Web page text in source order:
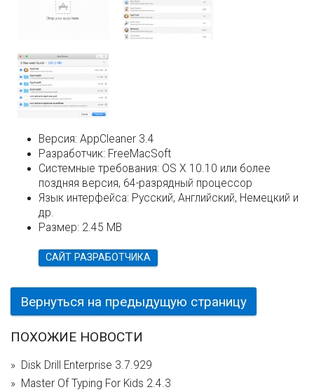
Версия: AppCleaner 3.4
Разработчик: FreeMacSoft
Системные требования: OS X 10.10 или более
поздняя версия, 64-разрядный процессор
Язык интерфейса: Русский, Английский, Немецкий и
др.
Размер: 2.45 MB
САЙТ РАЗРАБОТЧИКА
Вернуться на предыдущую страницу
ПОХОЖИЕ НОВОСТИ
Disk Drill Enterprise 3.7.929
Master Of Typing For Kids 2.4.3